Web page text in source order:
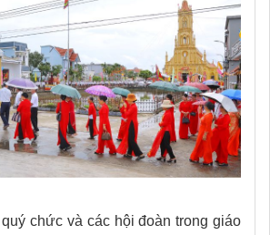
chức và các hội đoàn trong giáo